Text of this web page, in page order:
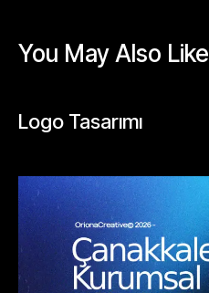
You May Also Like
Logo Tasarımı